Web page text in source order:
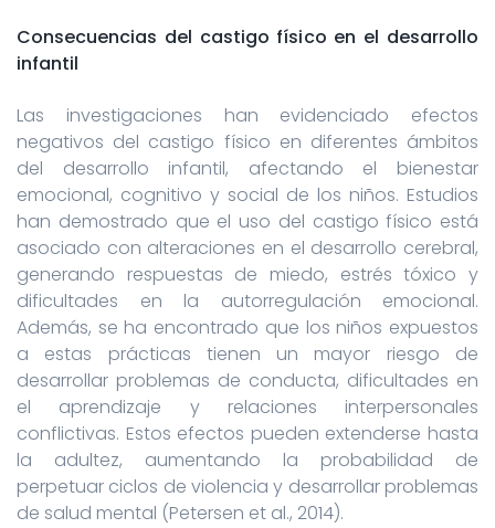
Consecuencias del castigo físico en el desarrollo
infantil
Las investigaciones han evidenciado efectos
negativos del castigo físico en diferentes ámbitos
del desarrollo infantil, afectando el bienestar
emocional, cognitivo y social de los niños. Estudios
han demostrado que el uso del castigo físico está
asociado con alteraciones en el desarrollo cerebral,
generando respuestas de miedo, estrés tóxico y
dificultades en la autorregulación emocional.
Además, se ha encontrado que los niños expuestos
a estas prácticas tienen un mayor riesgo de
desarrollar problemas de conducta, dificultades en
el aprendizaje y relaciones interpersonales
conflictivas. Estos efectos pueden extenderse hasta
la adultez, aumentando la probabilidad de
perpetuar ciclos de violencia y desarrollar problemas
de salud mental (Petersen et al., 2014).